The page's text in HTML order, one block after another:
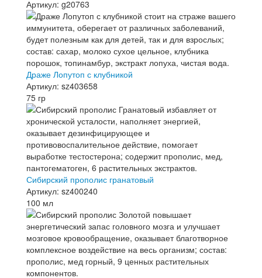
Артикул: g20763
Драже Лопутоп с клубникой
Артикул: sz403658
75 гр
Сибирский прополис гранатовый
Артикул: sz400240
100 мл